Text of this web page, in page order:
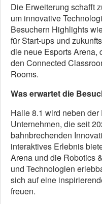
Die Erweiterung schafft
um innovative
Besuchern Highlights
für Start-ups und
die neue Esports Arena,
den Connected
Rooms.
Was erwartet die
Halle 8.1 wird neben
Unternehmen, die seit
bahnbrechenden
interaktives Erlebnis
Arena und die Robotics
und Technologien
sich auf eine
freuen.